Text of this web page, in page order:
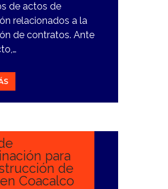
de actos de
relacionados a la
de contratos. Ante
para
de
Coacalco